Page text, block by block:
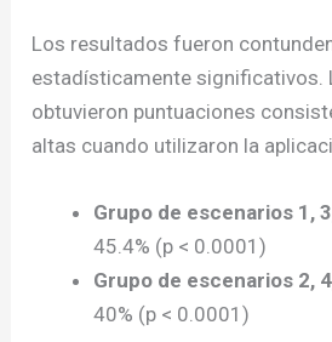
Los resultados fueron
estadísticamente significativos.
obtuvieron puntuaciones
altas cuando utilizaron la
Grupo de escenarios 1,
45.4% (p < 0.0001)
Grupo de escenarios 2,
40% (p < 0.0001)